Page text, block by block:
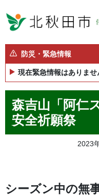
防災・緊急情報
現在緊急情報はありませ
森吉山「阿仁
安全祈願祭
2023
シーズン中の無